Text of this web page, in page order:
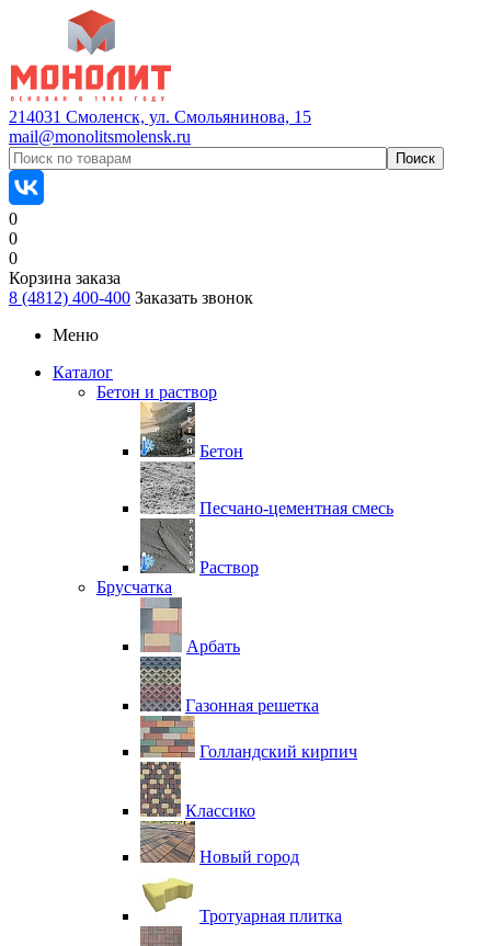
214031 Смоленск, ул. Смольянинова, 15
mail@monolitsmolensk.ru
0
0
0
Корзина заказа
8 (4812) 400-400 Заказать звонок
Меню
Каталог
Бетон и раствор
Бетон
Песчано-цементная смесь
Раствор
Брусчатка
Арбать
Газонная решетка
Голландский кирпич
Классико
Новый город
Тротуарная плитка